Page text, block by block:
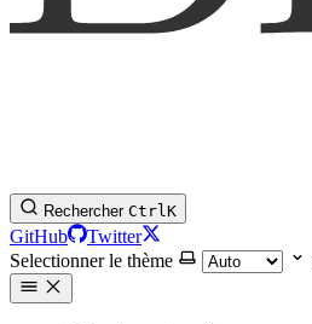
Rechercher CtrlK
GitHub
Twitter
Selectionner le thème